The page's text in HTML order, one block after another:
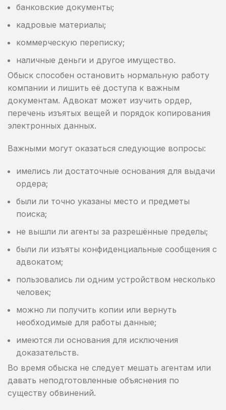
банковские документы;
кадровые материалы;
коммерческую переписку;
наличные деньги и другое имущество.
Обыск способен остановить нормальную работу
компании и лишить её доступа к важным
документам. Адвокат может изучить ордер,
перечень изъятых вещей и порядок копирования
электронных данных.
Важными могут оказаться следующие вопросы:
имелись ли достаточные основания для выдачи
ордера;
были ли точно указаны место и предметы
поиска;
не вышли ли агенты за разрешённые пределы;
были ли изъяты конфиденциальные сообщения с
адвокатом;
пользовались ли одним устройством несколько
человек;
можно ли получить копии или вернуть
необходимые для работы данные;
имеются ли основания для исключения
доказательств.
Во время обыска не следует мешать агентам или
давать неподготовленные объяснения по
существу обвинений.